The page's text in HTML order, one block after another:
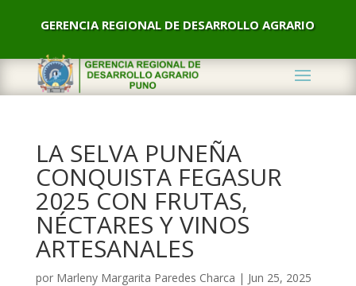
GERENCIA REGIONAL DE DESARROLLO AGRARIO
LA SELVA PUNEÑA
CONQUISTA FEGASUR
2025 CON FRUTAS,
NÉCTARES Y VINOS
ARTESANALES
por Marleny Margarita Paredes Charca | Jun 25, 2025